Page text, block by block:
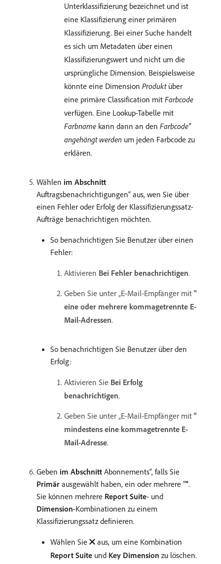
Unterklassifizierung bezeichnet und ist
eine Klassifizierung einer primären
Klassifizierung. Bei einer Suche handelt
es sich um Metadaten über einen
Klassifizierungswert und nicht um die
ursprüngliche Dimension. Beispielsweise
könnte eine Dimension Produktüber
eine primäre Classification mit Farbcode
verfügen. Eine Lookup-Tabelle mit
Farbname kann dann an den Farbcode“
angehängt werden um jeden Farbcode zu
erklären.
Wählen im Abschnitt
Auftragsbenachrichtigungen“ aus, wen Sie über
einen Fehler oder Erfolg der Klassifizierungssatz-
Aufträge benachrichtigen möchten.
So benachrichtigen Sie Benutzer über einen
Fehler:
Aktivieren Bei Fehler benachrichtigen.
Geben Sie unter „E-Mail-Empfänger mit "
eine oder mehrere kommagetrennte E-
Mail-Adressen.
So benachrichtigen Sie Benutzer über den
Erfolg:
Aktivieren Sie Bei Erfolg
benachrichtigen.
Geben Sie unter „E-Mail-Empfänger mit "
mindestens eine kommagetrennte E-
Mail-Adresse.
Geben im Abschnitt Abonnements“, falls Sie
Primär ausgewählt haben, ein oder mehrere "".
Sie können mehrere Report Suite- und
Dimension-Kombinationen zu einem
Klassifizierungssatz definieren.
Wählen Sie
aus, um eine Kombination
Report Suite und Key Dimension zu löschen.